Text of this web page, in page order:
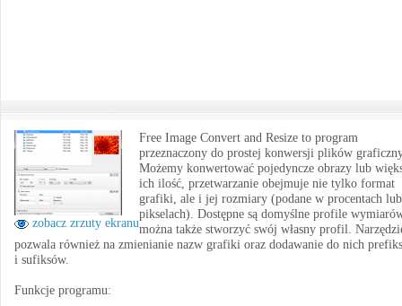
zobacz zrzuty ekranu
Free Image Convert and Resize to program
przeznaczony do prostej konwersji plików
Możemy konwertować pojedyncze obrazy lub
ich ilość, przetwarzanie obejmuje nie tylko format
grafiki, ale i jej rozmiary (podane w procentach lub
pikselach). Dostępne są domyślne profile
można także stworzyć swój własny profil.
pozwala również na zmienianie nazw grafiki oraz dodawanie do nich
i sufiksów.
Funkcje programu: